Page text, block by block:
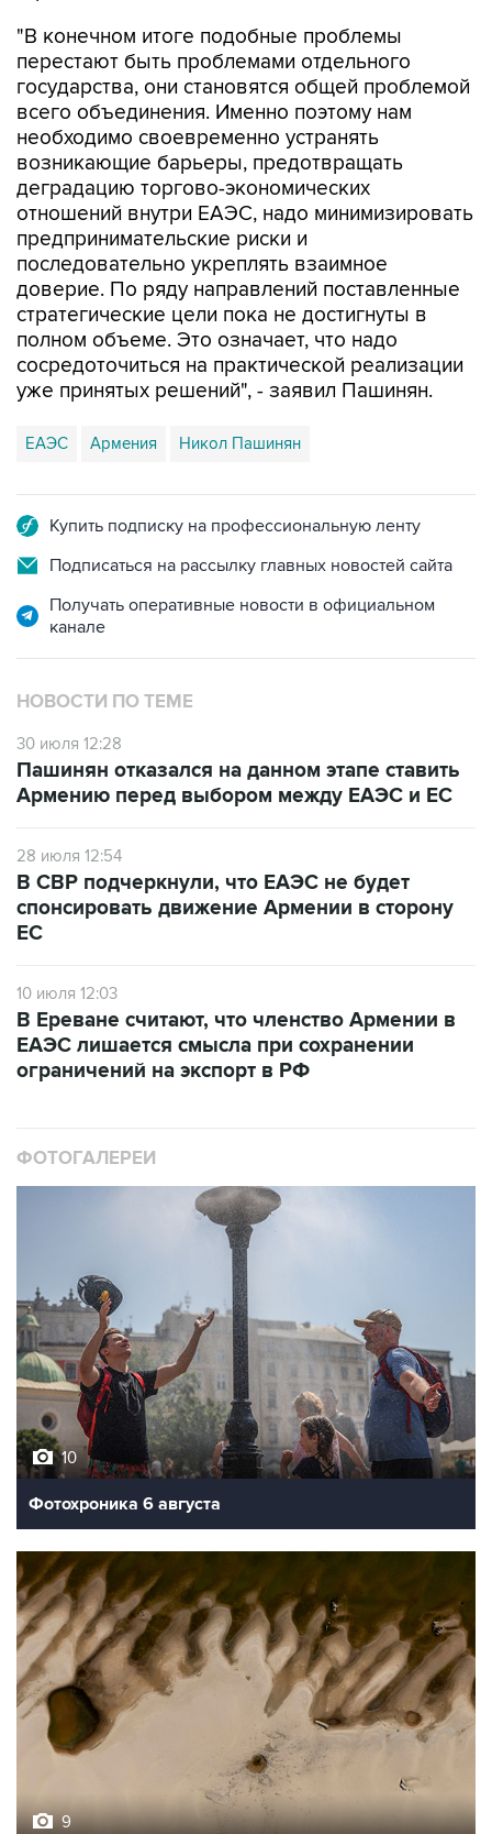
"В конечном итоге подобные проблемы
перестают быть проблемами отдельного
государства, они становятся общей проблемой
всего объединения. Именно поэтому нам
необходимо своевременно устранять
возникающие барьеры, предотвращать
деградацию торгово-экономических
отношений внутри ЕАЭС, надо минимизировать
предпринимательские риски и
последовательно укреплять взаимное
доверие. По ряду направлений поставленные
стратегические цели пока не достигнуты в
полном объеме. Это означает, что надо
сосредоточиться на практической реализации
уже принятых решений", - заявил Пашинян.
ЕАЭС Армения Никол Пашинян
Купить подписку на профессиональную ленту
Подписаться на рассылку главных новостей сайта
Получать оперативные новости в официальном
канале
НОВОСТИ ПО ТЕМЕ
30 июля 12:28
Пашинян отказался на данном этапе ставить
Армению перед выбором между ЕАЭС и ЕС
28 июля 12:54
В СВР подчеркнули, что ЕАЭС не будет
спонсировать движение Армении в сторону
ЕС
10 июля 12:03
В Ереване считают, что членство Армении в
ЕАЭС лишается смысла при сохранении
ограничений на экспорт в РФ
ФОТОГАЛЕРЕИ
10
Фотохроника 6 августа
9